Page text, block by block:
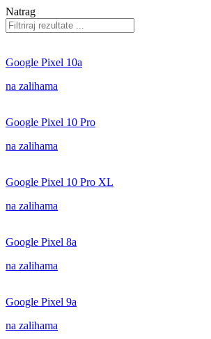
Natrag
Google Pixel 10a
na zalihama
Google Pixel 10 Pro
na zalihama
Google Pixel 10 Pro XL
na zalihama
Google Pixel 8a
na zalihama
Google Pixel 9a
na zalihama